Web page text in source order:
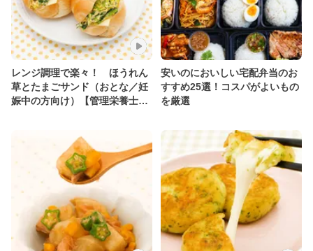
レンジ調理で楽々！ ほうれん
草とたまごサンド（おとな／妊
娠中の方向け）【管理栄養士監
安いのにおいしい宅配弁当のお
すすめ25選！コスパがよいもの
を厳選